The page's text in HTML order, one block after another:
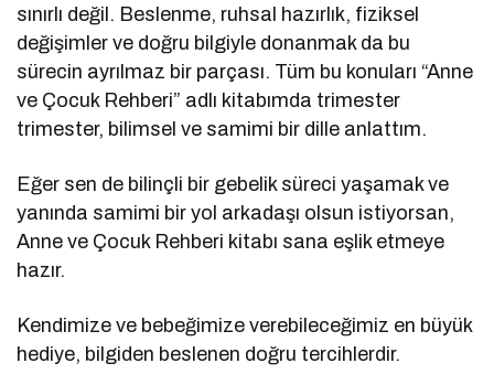
sınırlı değil. Beslenme, ruhsal hazırlık, fiziksel
değişimler ve doğru bilgiyle donanmak da bu
sürecin ayrılmaz bir parçası. Tüm bu konuları “Anne
ve Çocuk Rehberi” adlı kitabımda trimester
trimester, bilimsel ve samimi bir dille anlattım.
Eğer sen de bilinçli bir gebelik süreci yaşamak ve
yanında samimi bir yol arkadaşı olsun istiyorsan,
Anne ve Çocuk Rehberi kitabı sana eşlik etmeye
hazır.
Kendimize ve bebeğimize verebileceğimiz en büyük
hediye, bilgiden beslenen doğru tercihlerdir.